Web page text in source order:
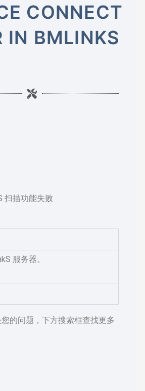
CONNECT
IN BMLINKS
扫描功能失败
服务器。
的问题，下方搜索框查找更多